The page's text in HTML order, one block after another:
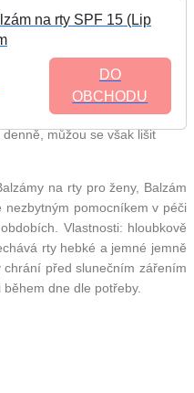
na rty SPF 15 (Lip
DO
OBCHODU
můžou se však lišit
na rty pro ženy, Balzám
pomocníkem v péči
Vlastnosti: hloubkově
rty hebké a jemné jemně
před slunečním zářením
dne dle potřeby.